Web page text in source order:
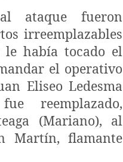
ataque fueron
irreemplazables
le había tocado el
el operativo
Eliseo Ledesma
reemplazado,
(Mariano), al
Martín, flamante